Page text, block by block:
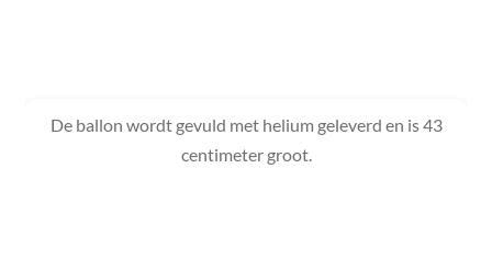
De ballon wordt gevuld met helium geleverd en is 43
centimeter groot.